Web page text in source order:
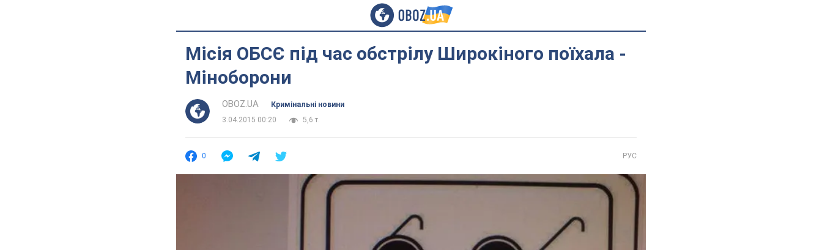
Місія ОБСЄ під час обстрілу Широкіного поїхала -
Міноборони
OBOZ.UA
Кримінальні новини
3.04.2015 00:20
5,6 т.
0 РУС